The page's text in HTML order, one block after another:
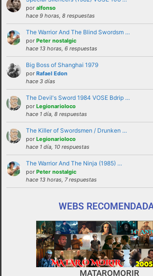
solucionadas en privado y no
partícipes al resto de
No revelar ni hacer público en
identidad o datos personales
participante sin su
ejemplo direcciones de email,
etc
No enviar a los foros
En el Lenguaje web, escribir
mayusculas equivale a gritar,
intención sugerimos que lo
Cualquier usuario que altere el
funcionamiento del foro
quejas, desprecio a los
administración o las normas
no es el típico
por alfonso
hace 9 horas, 8 respuestas
The Warrior And The Blind Swordsm …
por Peter nostalgic
hace 13 horas, 6 respuestas
Big Boss of Shanghai 1979
por Rafael Edon
hace 3 días
The Devil's Sword 1984 VOSE Bdrip …
por Legionarioloco
hace 1 día, 8 respuestas
The Killer of Swordsmen / Drunken …
por Legionarioloco
hace 1 día, 10 respuestas
The Warrior And The Ninja (1985) …
por Peter nostalgic
hace 13 horas, 7 respuestas
WEBS
MATAROMORIR